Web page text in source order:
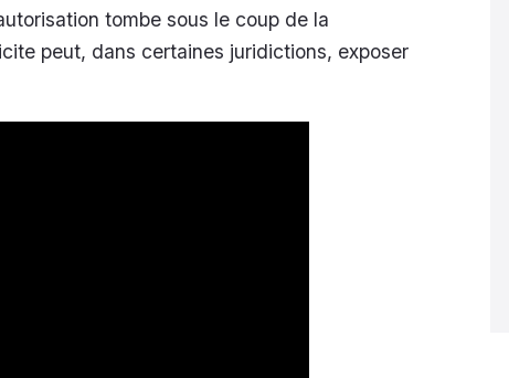
tombe sous le coup de la
peut, dans certaines juridictions, exposer